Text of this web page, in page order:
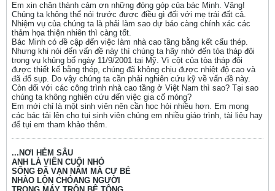
Em xin chân thành cảm ơn những đóng góp của bác Minh. Vâng!
Chúng ta không thể nói trước được điều gì đối với mẹ trái đất cả.
Nhiệm vụ của chúng ta là phải làm sao dự báo càng chính xác các
thảm họa thiện nhiên thì càng tốt.
Bác Minh có đề cập đến việc làm nhà cao tầng bằng kết cấu thép.
Nhưng khi nói đến vấn đề này thì chúng ta hãy nhớ đến tòa tháp đôi
trong vụ khủng bố ngày 11/9/2001 tại Mỹ. Vì cột của tòa tháp đôi
được thiết kế bằng thép, chúng đã không chịu được nhiệt độ cao và
đã đổ sụp. Do vậy chúng ta cần phải nghiên cứu kỹ về vấn đề này.
Còn đối với các công trình nhà cao tầng ở Việt Nam thì sao? Tại sao
chúng ta không nghiên cứu đến việc gia cố móng?
Em mới chỉ là một sinh viên nên cần học hỏi nhiều hơn. Em mong
các bác tải lên cho tụi sinh viên chúng em nhiều giáo trình, tài liệu hay
để tụi em tham khảo thêm.
...NƠI HẺM SÂU
ANH LÀ VIÊN CUỘI NHỎ
SỐNG ĐÃ VẠN NĂM MÀ CƯ BÉ
NHÀO LỘN CHÓANG NGƯỜI